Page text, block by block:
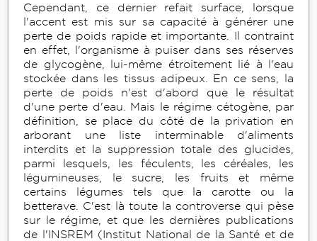
Cependant, ce dernier refait surface, lorsque
l'accent est mis sur sa capacité à générer une
perte de poids rapide et importante. Il contraint
en effet, l'organisme à puiser dans ses réserves
de glycogène, lui-même étroitement lié à l'eau
stockée dans les tissus adipeux. En ce sens, la
perte de poids n'est d'abord que le résultat
d'une perte d'eau. Mais le régime cétogène, par
définition, se place du côté de la privation en
arborant une liste interminable d'aliments
interdits et la suppression totale des glucides,
parmi lesquels, les féculents, les céréales, les
légumineuses, le sucre, les fruits et même
certains légumes tels que la carotte ou la
betterave. C'est là toute la controverse qui pèse
sur le régime, et que les dernières publications
de l'INSREM (Institut National de la Santé et de